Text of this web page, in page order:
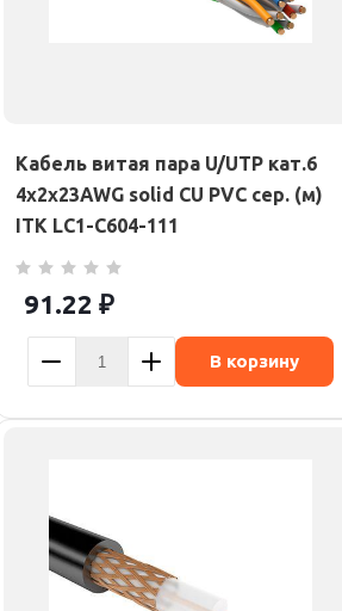
Кабель витая пара U/UTP кат.6
4х2х23AWG solid CU PVC сер. (м)
ITK LC1-C604-111
91.22 ₽
В корзину